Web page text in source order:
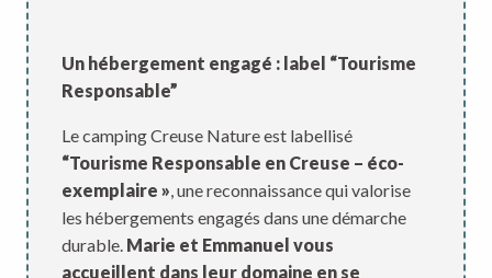
Un hébergement engagé : label “Tourisme
Responsable”
Le camping Creuse Nature est labellisé
“Tourisme Responsable en Creuse – éco-
exemplaire » , une reconnaissance qui valorise
les hébergements engagés dans une démarche
durable. Marie et Emmanuel vous
accueillent dans leur domaine en se